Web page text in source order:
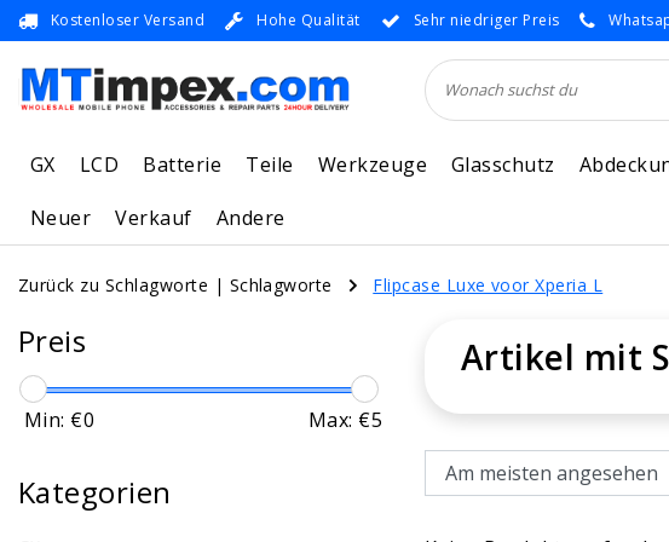
Kostenloser Versand Hohe Qualität Sehr niedriger Preis
GX LCD Batterie Teile Werkzeuge Glasschutz
Neuer
Verkauf Andere
Zurück zu Schlagworte | Schlagworte Flipcase Luxe voor Xperia L
Preis
Min: €0 Max: €5
Kategorien
Artikel mit